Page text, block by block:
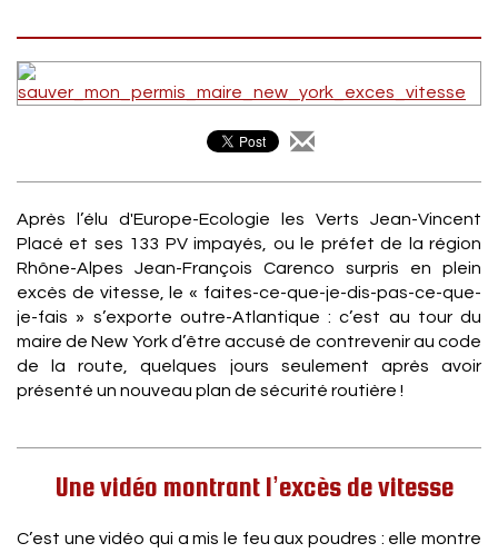
Après l’élu d'Europe-Ecologie les Verts Jean-Vincent
Placé et ses 133 PV impayés, ou le préfet de la région
Rhône-Alpes Jean-François Carenco surpris en plein
excès de vitesse, le « faites-ce-que-je-dis-pas-ce-que-
je-fais » s’exporte outre-Atlantique : c’est au tour du
maire de New York d’être accusé de contrevenir au code
de la route, quelques jours seulement après avoir
présenté un nouveau plan de sécurité routière !
Une vidéo montrant l’excès de vitesse
C’est une vidéo qui a mis le feu aux poudres : elle montre